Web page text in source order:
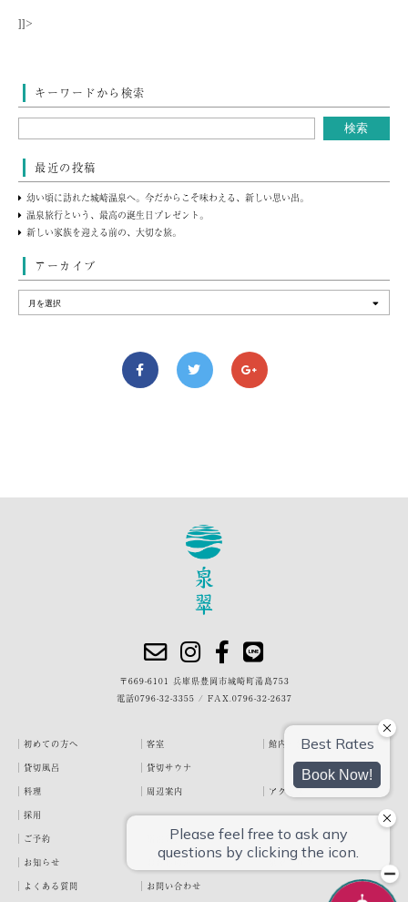
]]>
キーワードから検索
最近の投稿
幼い頃に訪れた城崎温泉へ。今だからこそ味わえる、新しい思い出。
温泉旅行という、最高の誕生日プレゼント。
新しい家族を迎える前の、大切な旅。
アーカイブ
〒669-6101 兵庫県豊岡市城崎町湯島753
電話0796-32-3355 / FAX.0796-32-2637
初めての方へ 客室
館内・施設
貸切風呂
貸切サウナ
料理
周辺案内
アクセス
採用
ご予約
宿泊約款
プライバシーポリシー
お知らせ
お客様の声
泉翠ブログ
よくある質問
お問い合わせ